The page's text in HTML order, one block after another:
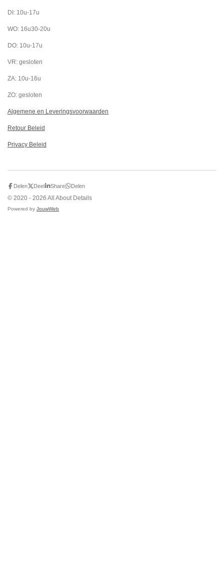
m
DI: 10u-17u
WO: 16u30-20u
DO: 10u-17u
VR: gesloten
ZA: 10u-16u
ZO: gesloten
Algemene en Leveringsvoorwaarden
Retour Beleid
Privacy Beleid
Delen Deel Share Delen
© 2020 - 2026 All About Details
Powered by JouwWeb